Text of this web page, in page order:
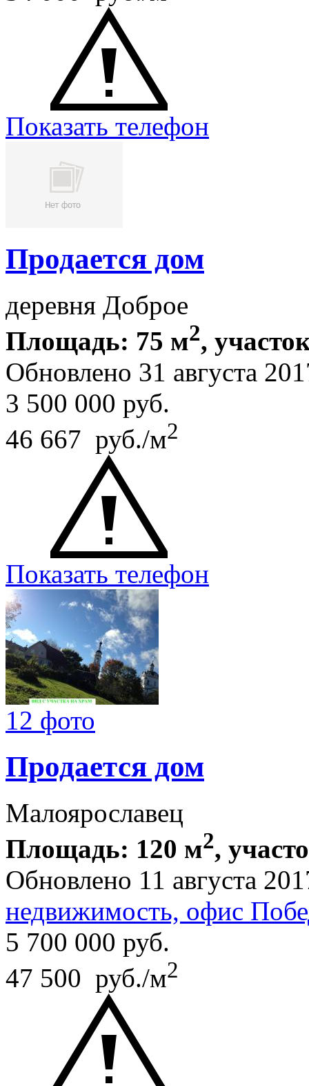
Показать телефон
Продается дом
деревня Доброе
Площадь: 75 м2,
Обновлено 31 августа
3 500 000 руб.
46 667 руб./м2
Показать телефон
12 фото
Продается дом
Малоярославец
Площадь: 120 м2,
Обновлено 11 августа
недвижимость, офис
5 700 000 руб.
47 500 руб./м2